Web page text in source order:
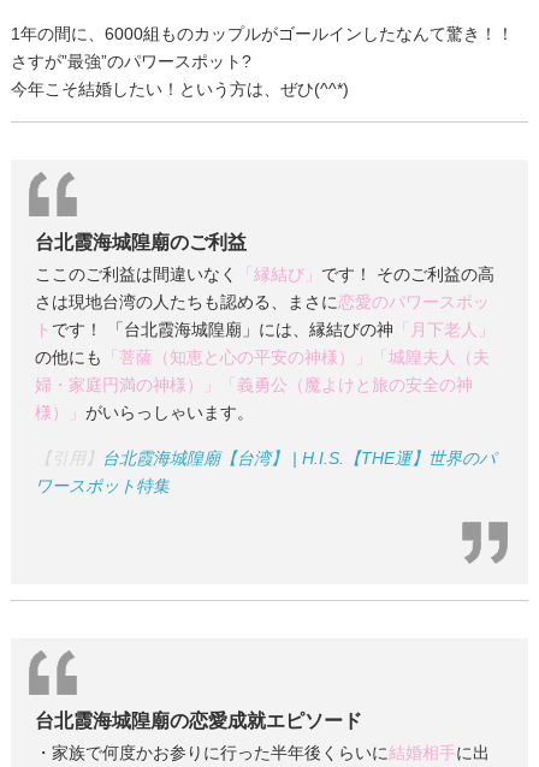
1年の間に、6000組ものカップルがゴールインしたなんて驚き！！
さすが”最強”のパワースポット?
今年こそ結婚したい！という方は、ぜひ(^^*)
台北霞海城隍廟のご利益
ここのご利益は間違いなく 「縁結び」 です！ そのご利益の高
さは現地台湾の人たちも認める、まさに恋愛のパワースポッ
ト です！ 「台北霞海城隍廟」には、縁結びの神 「月下老人」
の他にも
「菩薩（知恵と心の平安の神様）」
「城隍夫人（夫
婦・家庭円満の神様）」
「義勇公（魔よけと旅の安全の神
様）」 がいらっしゃいます。
【引用】 台北霞海城隍廟【台湾】 | H.I.S.【THE運】世界のパ
ワースポット特集
台北霞海城隍廟の恋愛成就エピソード
・家族で何度かお参りに行った半年後くらいに結婚相手に出